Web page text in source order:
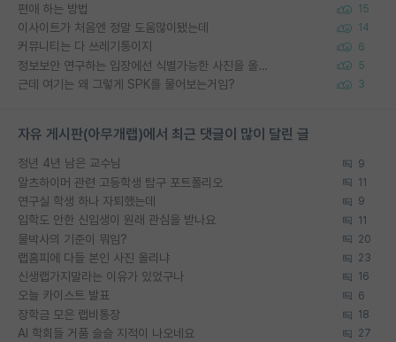
편애 하는 방법 15
이사이트가 처음엔 정말 도움많이됐는데 14
커뮤니티는 다 쓰레기통이지 6
정보보안 연구하는 입장에선 식별가능한 사진을 올리는건 비추이긴함 5
근데 여기는 왜 그렇게 SPK를 물어보는거임? 3
자유 게시판(아무개랩)에서 최근 댓글이 많이 달린 글
정년 4년 남은 교수님 9
알츠하이머 관련 고등학생 탐구 포트폴리오 11
연구실 학생 하나 자퇴했는데 9
입학도 안한 신입생이 원래 관심을 받나요 11
물박사의 기준이 뭐임? 20
랩홈피에 다들 본인 사진 올리냐 23
신생랩가지말라는 이유가 있었구나 16
오늘 카이스트 발표 6
장학금 모은 랩비통장 18
AI 학회들 거품 슬슬 지적이 나오네요 27